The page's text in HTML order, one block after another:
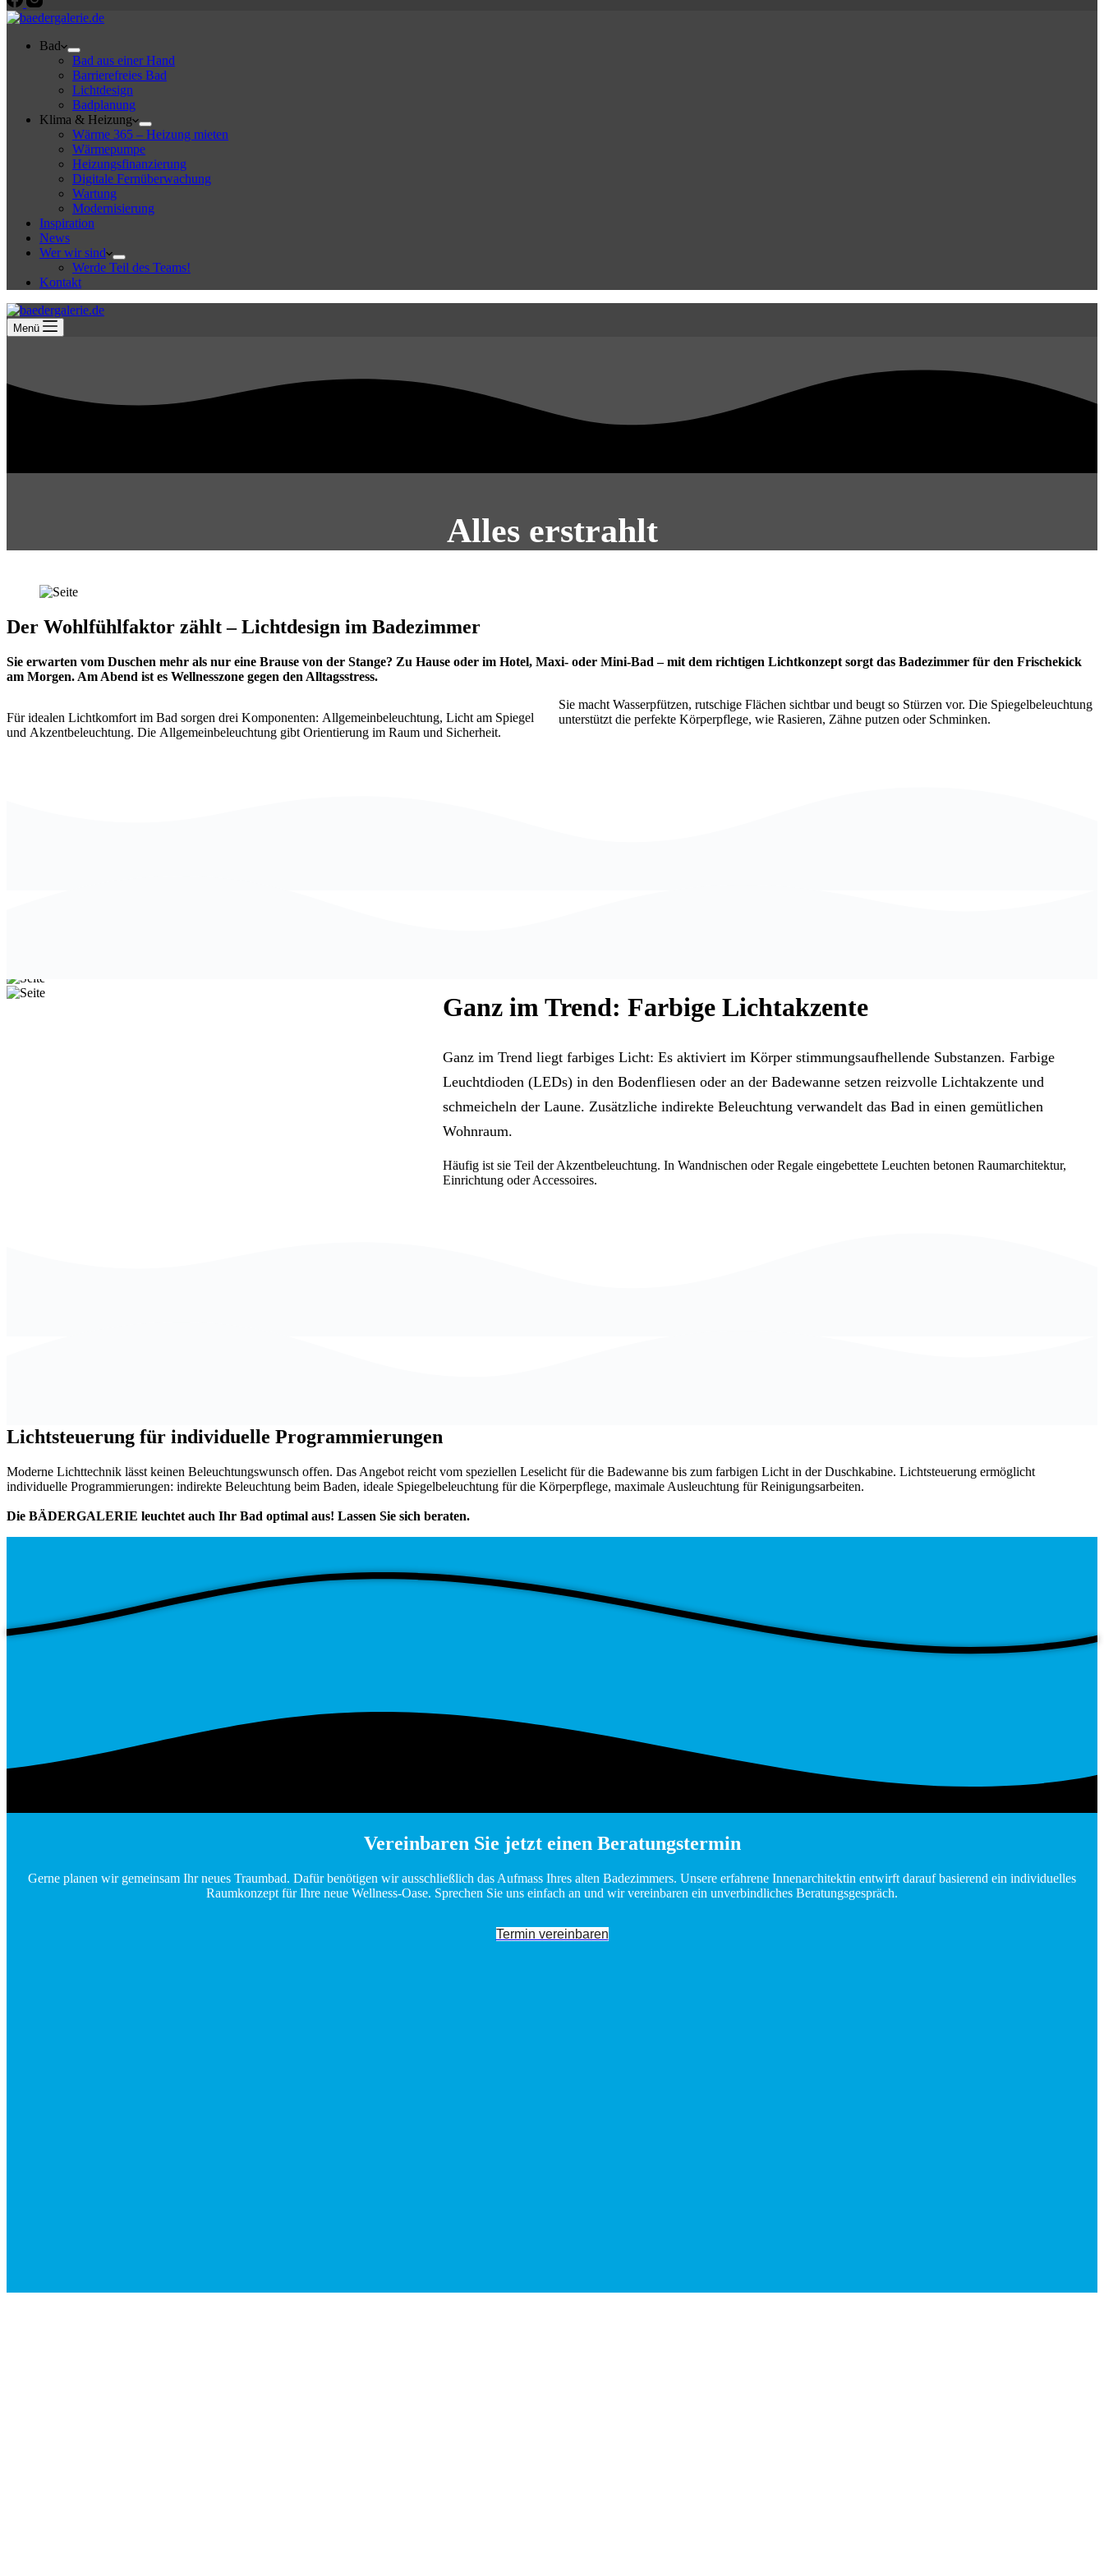
Bad
Bad aus einer Hand
Barrierefreies Bad
Lichtdesign
Badplanung
Klima & Heizung
Wärme 365 – Heizung mieten
Wärmepumpe
Heizungsfinanzierung
Digitale Fernüberwachung
Wartung
Modernisierung
Inspiration
News
Wer wir sind
Werde Teil des Teams!
Kontakt
Menü
Alles erstrahlt
Der Wohlfühlfaktor zählt – Lichtdesign im Badezimmer
Sie erwarten vom Duschen mehr als nur eine Brause von der Stange? Zu Hause oder im Hotel, Maxi- oder Mini-Bad – mit dem richtigen Lichtkonzept sorgt das Badezimmer für den Frischekick
am Morgen. Am Abend ist es Wellnesszone gegen den Alltagsstress.
Für idealen Lichtkomfort im Bad sorgen drei Komponenten: Allgemeinbeleuchtung, Licht am Spiegel
und Akzentbeleuchtung. Die Allgemeinbeleuchtung gibt Orientierung im Raum und Sicherheit.
Sie macht Wasserpfützen, rutschige Flächen sichtbar und beugt so Stürzen vor. Die Spiegelbeleuchtung
unterstützt die perfekte Körperpflege, wie Rasieren, Zähne putzen oder Schminken.
Ganz im Trend: Farbige Lichtakzente
Ganz im Trend liegt farbiges Licht: Es aktiviert im Körper stimmungsaufhellende Substanzen. Farbige
Leuchtdioden (LEDs) in den Bodenfliesen oder an der Badewanne setzen reizvolle Lichtakzente und
schmeicheln der Laune. Zusätzliche indirekte Beleuchtung verwandelt das Bad in einen gemütlichen
Wohnraum.
Häufig ist sie Teil der Akzentbeleuchtung. In Wandnischen oder Regale eingebettete Leuchten betonen Raumarchitektur,
Einrichtung oder Accessoires.
Lichtsteuerung für individuelle Programmierungen
Moderne Lichttechnik lässt keinen Beleuchtungswunsch offen. Das Angebot reicht vom speziellen Leselicht für die Badewanne bis zum farbigen Licht in der Duschkabine. Lichtsteuerung ermöglicht
individuelle Programmierungen: indirekte Beleuchtung beim Baden, ideale Spiegelbeleuchtung für die Körperpflege, maximale Ausleuchtung für Reinigungsarbeiten.
Die BÄDERGALERIE leuchtet auch Ihr Bad optimal aus! Lassen Sie sich beraten.
Vereinbaren Sie jetzt einen Beratungstermin
Gerne planen wir gemeinsam Ihr neues Traumbad. Dafür benötigen wir ausschließlich das Aufmass Ihres alten Badezimmers. Unsere erfahrene Innenarchitektin entwirft darauf basierend ein individuelles
Raumkonzept für Ihre neue Wellness-Oase. Sprechen Sie uns einfach an und wir vereinbaren ein unverbindliches Beratungsgespräch.
Termin vereinbaren